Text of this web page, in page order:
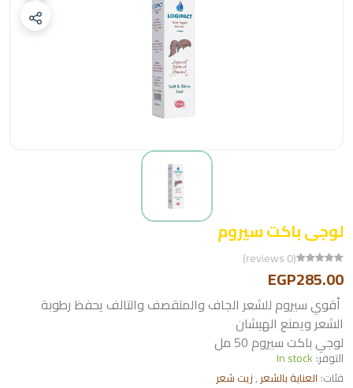
لوجى باكت سيروم
(0 reviews)
EGP285.00
أقوي سيروم للشعر الجاف والمتقصف والتالف يحفظ رطوبة
الشعر ويمنع الهيشان
لوجي باكت سيروم 50 مل
التوفر: In stock
فئات: العناية بالشعر ,زيت شعر